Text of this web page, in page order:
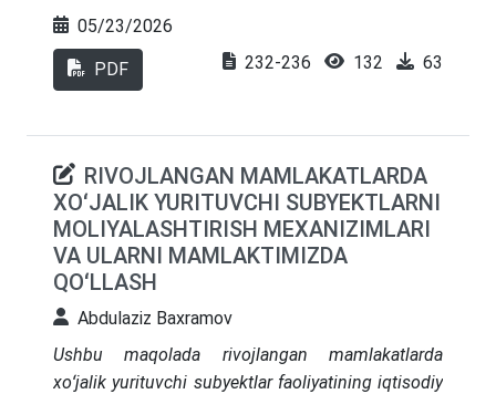
Bugungi raqamli transformatsiya sharoitida startap
loyihalarni an’anaviy va muqobil moliya
instrumentlari (venchur kapitali, kraudfanding)
biznes-modellarning barqarorligi ularning
moliyaviy oqimlarini toʻgʻri prognozlash va oʻziga
xos risk omillarini minimallashtirish
strategiyalariga bogʻliq. Xulosada milliy startap
loyihalarning moliyaviy barqarorligini oshirish va
ularning biznes-modellaridagi risklarni kamaytirish
05/23/2026
PDF 232-236 132 63
RIVOJLANGAN MAMLAKATLARDA
XOʻJALIK YURITUVCHI SUBYEKTLARNI
MOLIYALASHTIRISH MEXANIZIMLARI
VA ULARNI MAMLAKTIMIZDA
QOʻLLASH
Abdulaziz Baxramov
Ushbu maqolada rivojlangan mamlakatlarda
xoʻjalik yurituvchi subyektlar faoliyatining iqtisodiy